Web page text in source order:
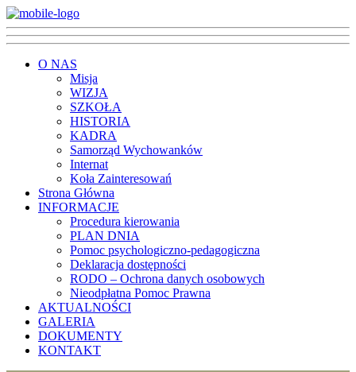
O NAS
Misja
WIZJA
SZKOŁA
HISTORIA
KADRA
Samorząd Wychowanków
Internat
Koła Zainteresowań
Strona Główna
INFORMACJE
Procedura kierowania
PLAN DNIA
Pomoc psychologiczno-pedagogiczna
Deklaracja dostępności
RODO – Ochrona danych osobowych
Nieodpłatna Pomoc Prawna
AKTUALNOŚCI
GALERIA
DOKUMENTY
KONTAKT